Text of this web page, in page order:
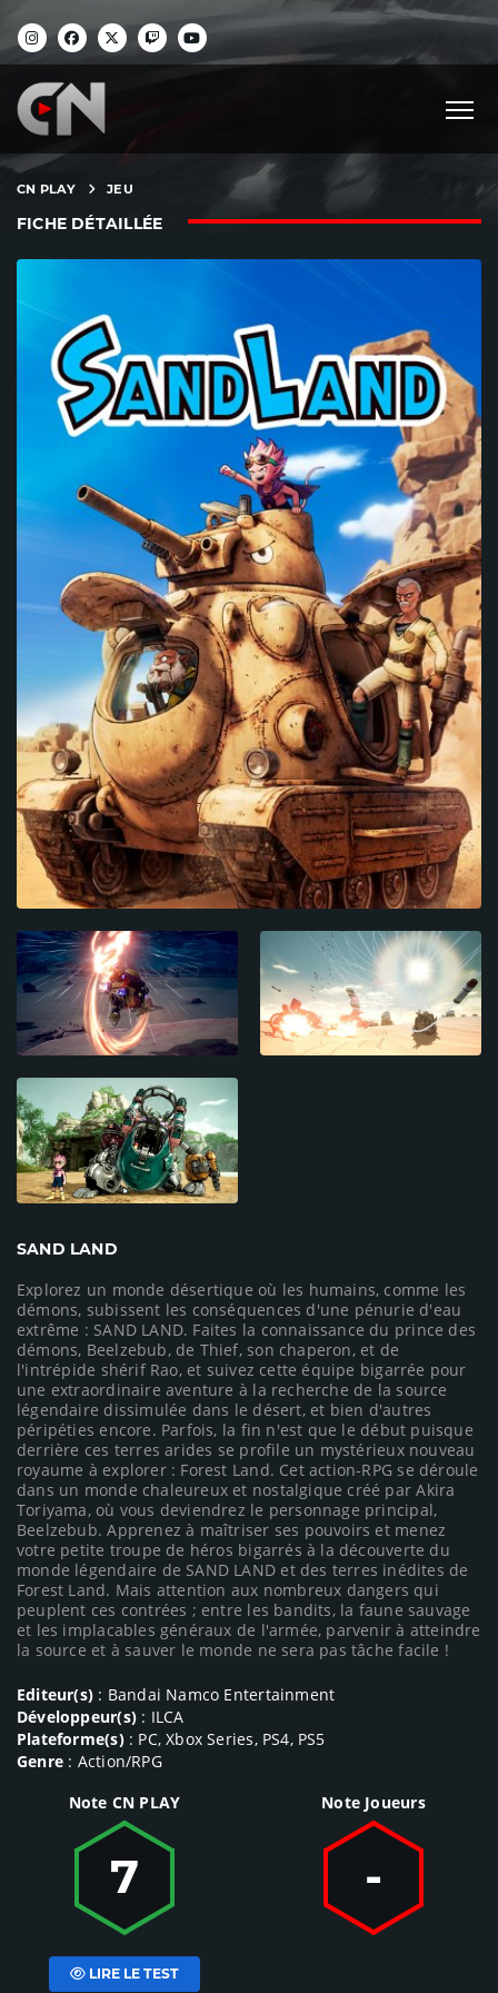
CN PLAY JEU
FICHE DÉTAILLÉE
SAND LAND
Explorez un monde désertique où les humains, comme les
démons, subissent les conséquences d'une pénurie d'eau
extrême : SAND LAND. Faites la connaissance du prince des
démons, Beelzebub, de Thief, son chaperon, et de
l'intrépide shérif Rao, et suivez cette équipe bigarrée pour
une extraordinaire aventure à la recherche de la source
légendaire dissimulée dans le désert, et bien d'autres
péripéties encore. Parfois, la fin n'est que le début puisque
derrière ces terres arides se profile un mystérieux nouveau
royaume à explorer : Forest Land. Cet action-RPG se déroule
dans un monde chaleureux et nostalgique créé par Akira
Toriyama, où vous deviendrez le personnage principal,
Beelzebub. Apprenez à maîtriser ses pouvoirs et menez
votre petite troupe de héros bigarrés à la découverte du
monde légendaire de SAND LAND et des terres inédites de
Forest Land. Mais attention aux nombreux dangers qui
peuplent ces contrées ; entre les bandits, la faune sauvage
et les implacables généraux de l'armée, parvenir à atteindre
la source et à sauver le monde ne sera pas tâche facile !
Editeur(s) : Bandai Namco Entertainment
Développeur(s): ILCA
Plateforme(s): PC, Xbox Series, PS4, PS5
Genre : Action/RPG
Note CN PLAY
7
LIRE LE TEST
Note Joueurs
-